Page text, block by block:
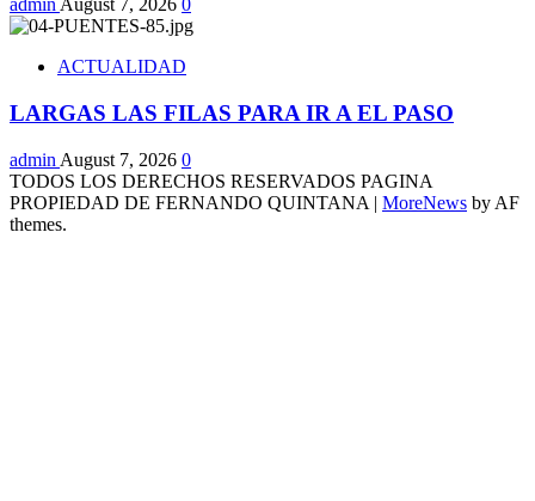
admin August 7, 2026 0
ACTUALIDAD
LARGAS LAS FILAS PARA IR A EL PASO
admin August 7, 2026 0
TODOS LOS DERECHOS RESERVADOS PAGINA
PROPIEDAD DE FERNANDO QUINTANA | MoreNews by AF
themes.